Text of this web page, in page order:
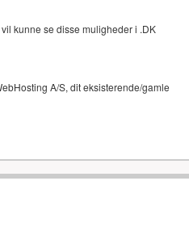
kunne se disse muligheder i .DK
A/S, dit eksisterende/gamle